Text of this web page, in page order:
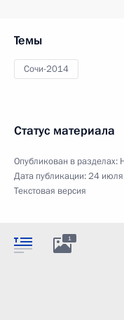
Темы
Сочи-2014
Статус материала
Опубликован в разделах:
Дата публикации:24
Текстовая версия
1